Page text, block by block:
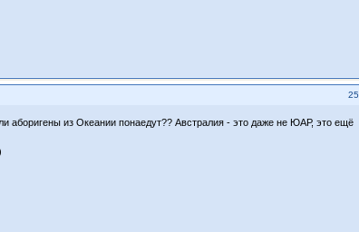
25
аборигены из Океании понаедут?? Австралия - это даже не ЮАР, это ещё